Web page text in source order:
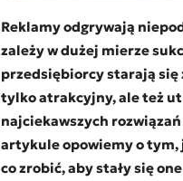
Reklamy odgrywają
zależy w dużej mierze
przedsiębiorcy starają się
tylko atrakcyjny, ale też
najciekawszych
artykule opowiemy o
co zrobić, aby stały się